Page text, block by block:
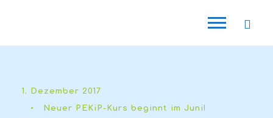
1. Dezember 2017
•
Neuer PEKiP-Kurs beginnt im Juni!